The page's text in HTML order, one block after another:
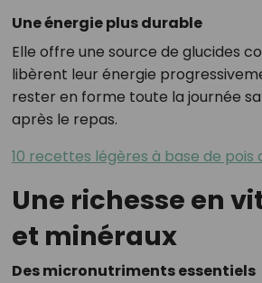
Une énergie plus durable
Elle offre une source de glucides
libèrent leur énergie
rester en forme toute la journée
après le repas.
10 recettes légères à base de pois
Une richesse en
et minéraux
Des micronutriments essentiels